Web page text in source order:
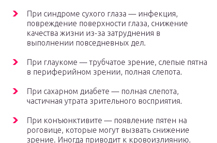
При синдроме сухого глаза — инфекция,
повреждение поверхности глаза, снижение
качества жизни из-за затруднения в
выполнении повседневных дел.
При глаукоме — трубчатое зрение, слепые пятна
в периферийном зрении, полная слепота.
При сахарном диабете — полная слепота,
частичная утрата зрительного восприятия.
При конъюнктивите — появление пятен на
роговице, которые могут вызвать снижение
зрение. Иногда приводит к кровоизлиянию.